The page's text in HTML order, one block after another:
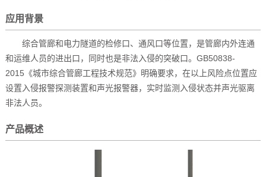
应用背景
综合管廊和电力隧道的检修口、通风口等位置，是管廊内外连通
和运维人员的进出口，同时也是非法入侵的突破口。GB50838-
2015《城市综合管廊工程技术规范》明确要求，在以上风险点位置应
设置入侵报警探测装置和声光报警器，实时监测入侵状态并声光驱离
非法人员。
产品概述